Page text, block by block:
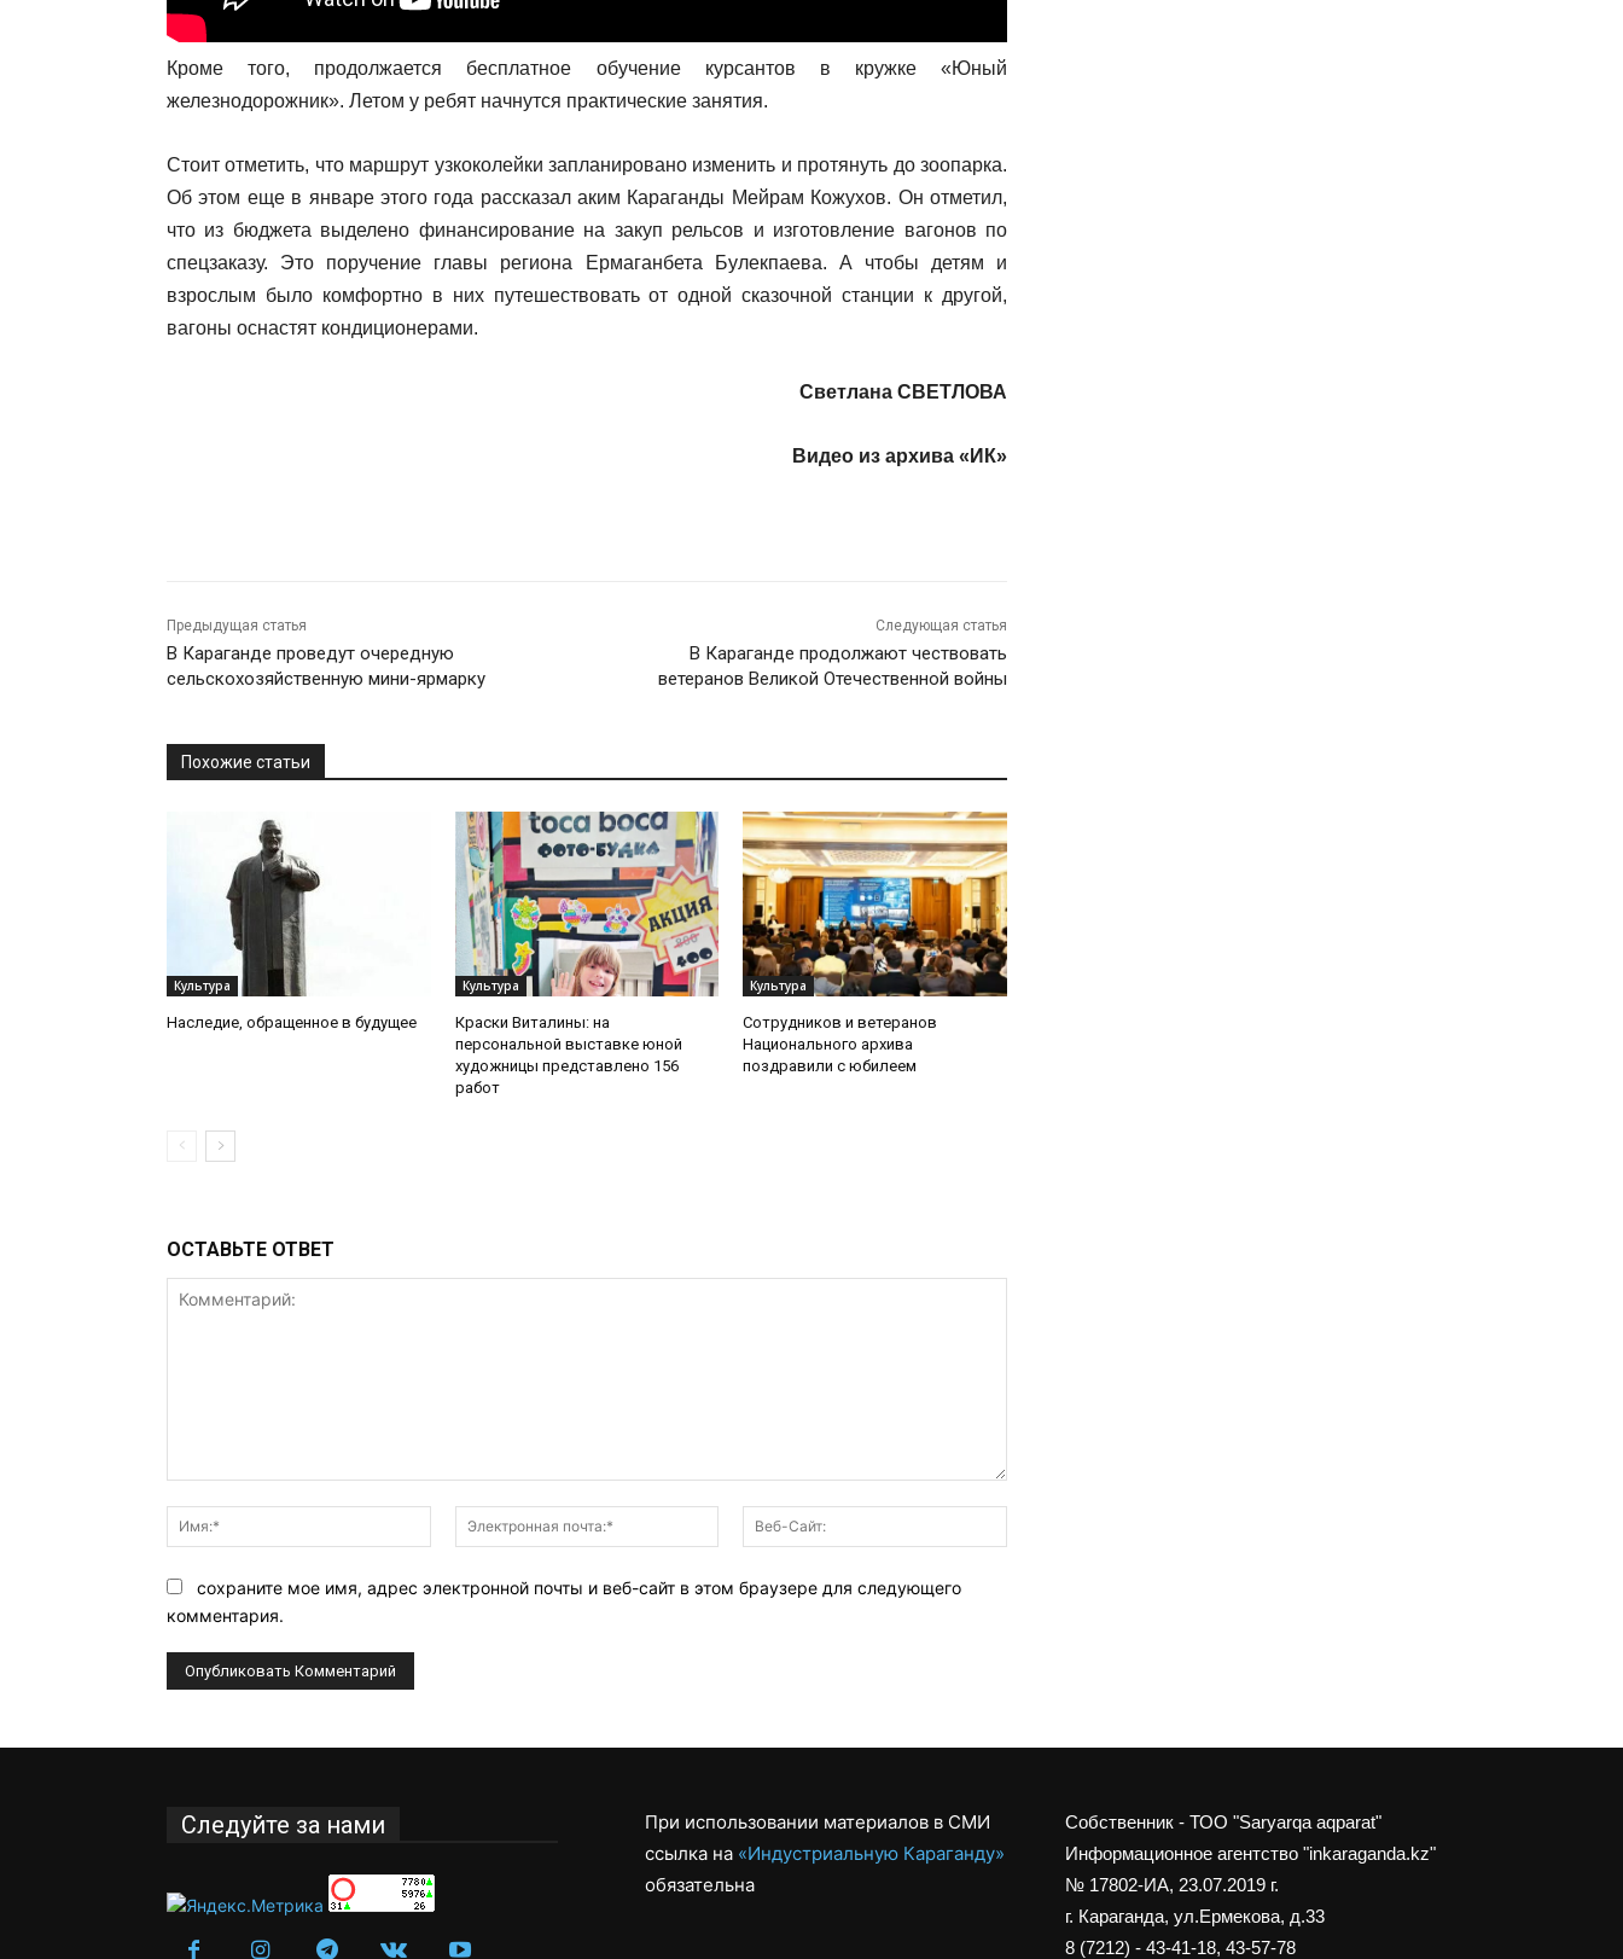
Кроме того, продолжается бесплатное обучение курсантов в кружке «Юный
железнодорожник». Летом у ребят начнутся практические занятия.
Стоит отметить, что маршрут узкоколейки запланировано изменить и протянуть до зоопарка.
Об этом еще в январе этого года рассказал аким Караганды Мейрам Кожухов. Он отметил,
что из бюджета выделено финансирование на закуп рельсов и изготовление вагонов по
спецзаказу. Это поручение главы региона Ермаганбета Булекпаева. А чтобы детям и
взрослым было комфортно в них путешествовать от одной сказочной станции к другой,
вагоны оснастят кондиционерами.
Светлана СВЕТЛОВА
Видео из архива «ИК»
Предыдущая статья
В Караганде проведут очередную
сельскохозяйственную мини-ярмарку
Следующая статья
В Караганде продолжают чествовать
ветеранов Великой Отечественной войны
Похожие статьи
Культура
Наследие, обращенное в будущее
Культура
Краски Виталины: на
персональной выставке юной
художницы представлено 156
работ
Культура
Сотрудников и ветеранов
Национального архива
поздравили с юбилеем
ОСТАВЬТЕ ОТВЕТ
Имя:*
Электронная
почта:*
Сайт:
сохраните мое имя, адрес электронной почты и веб-сайт в этом браузере для следующего
комментария.
Следуйте за нами
При использовании материалов в СМИ
ссылка на «Индустриальную Караганду»
обязательна
Собственник - ТОО "Saryarqa aqparat"
Информационное агентство "inkaraganda.kz"
№ 17802-ИА, 23.07.2019 г.
г. Караганда, ул.Ермекова, д.33
8 (7212) - 43-41-18, 43-57-78